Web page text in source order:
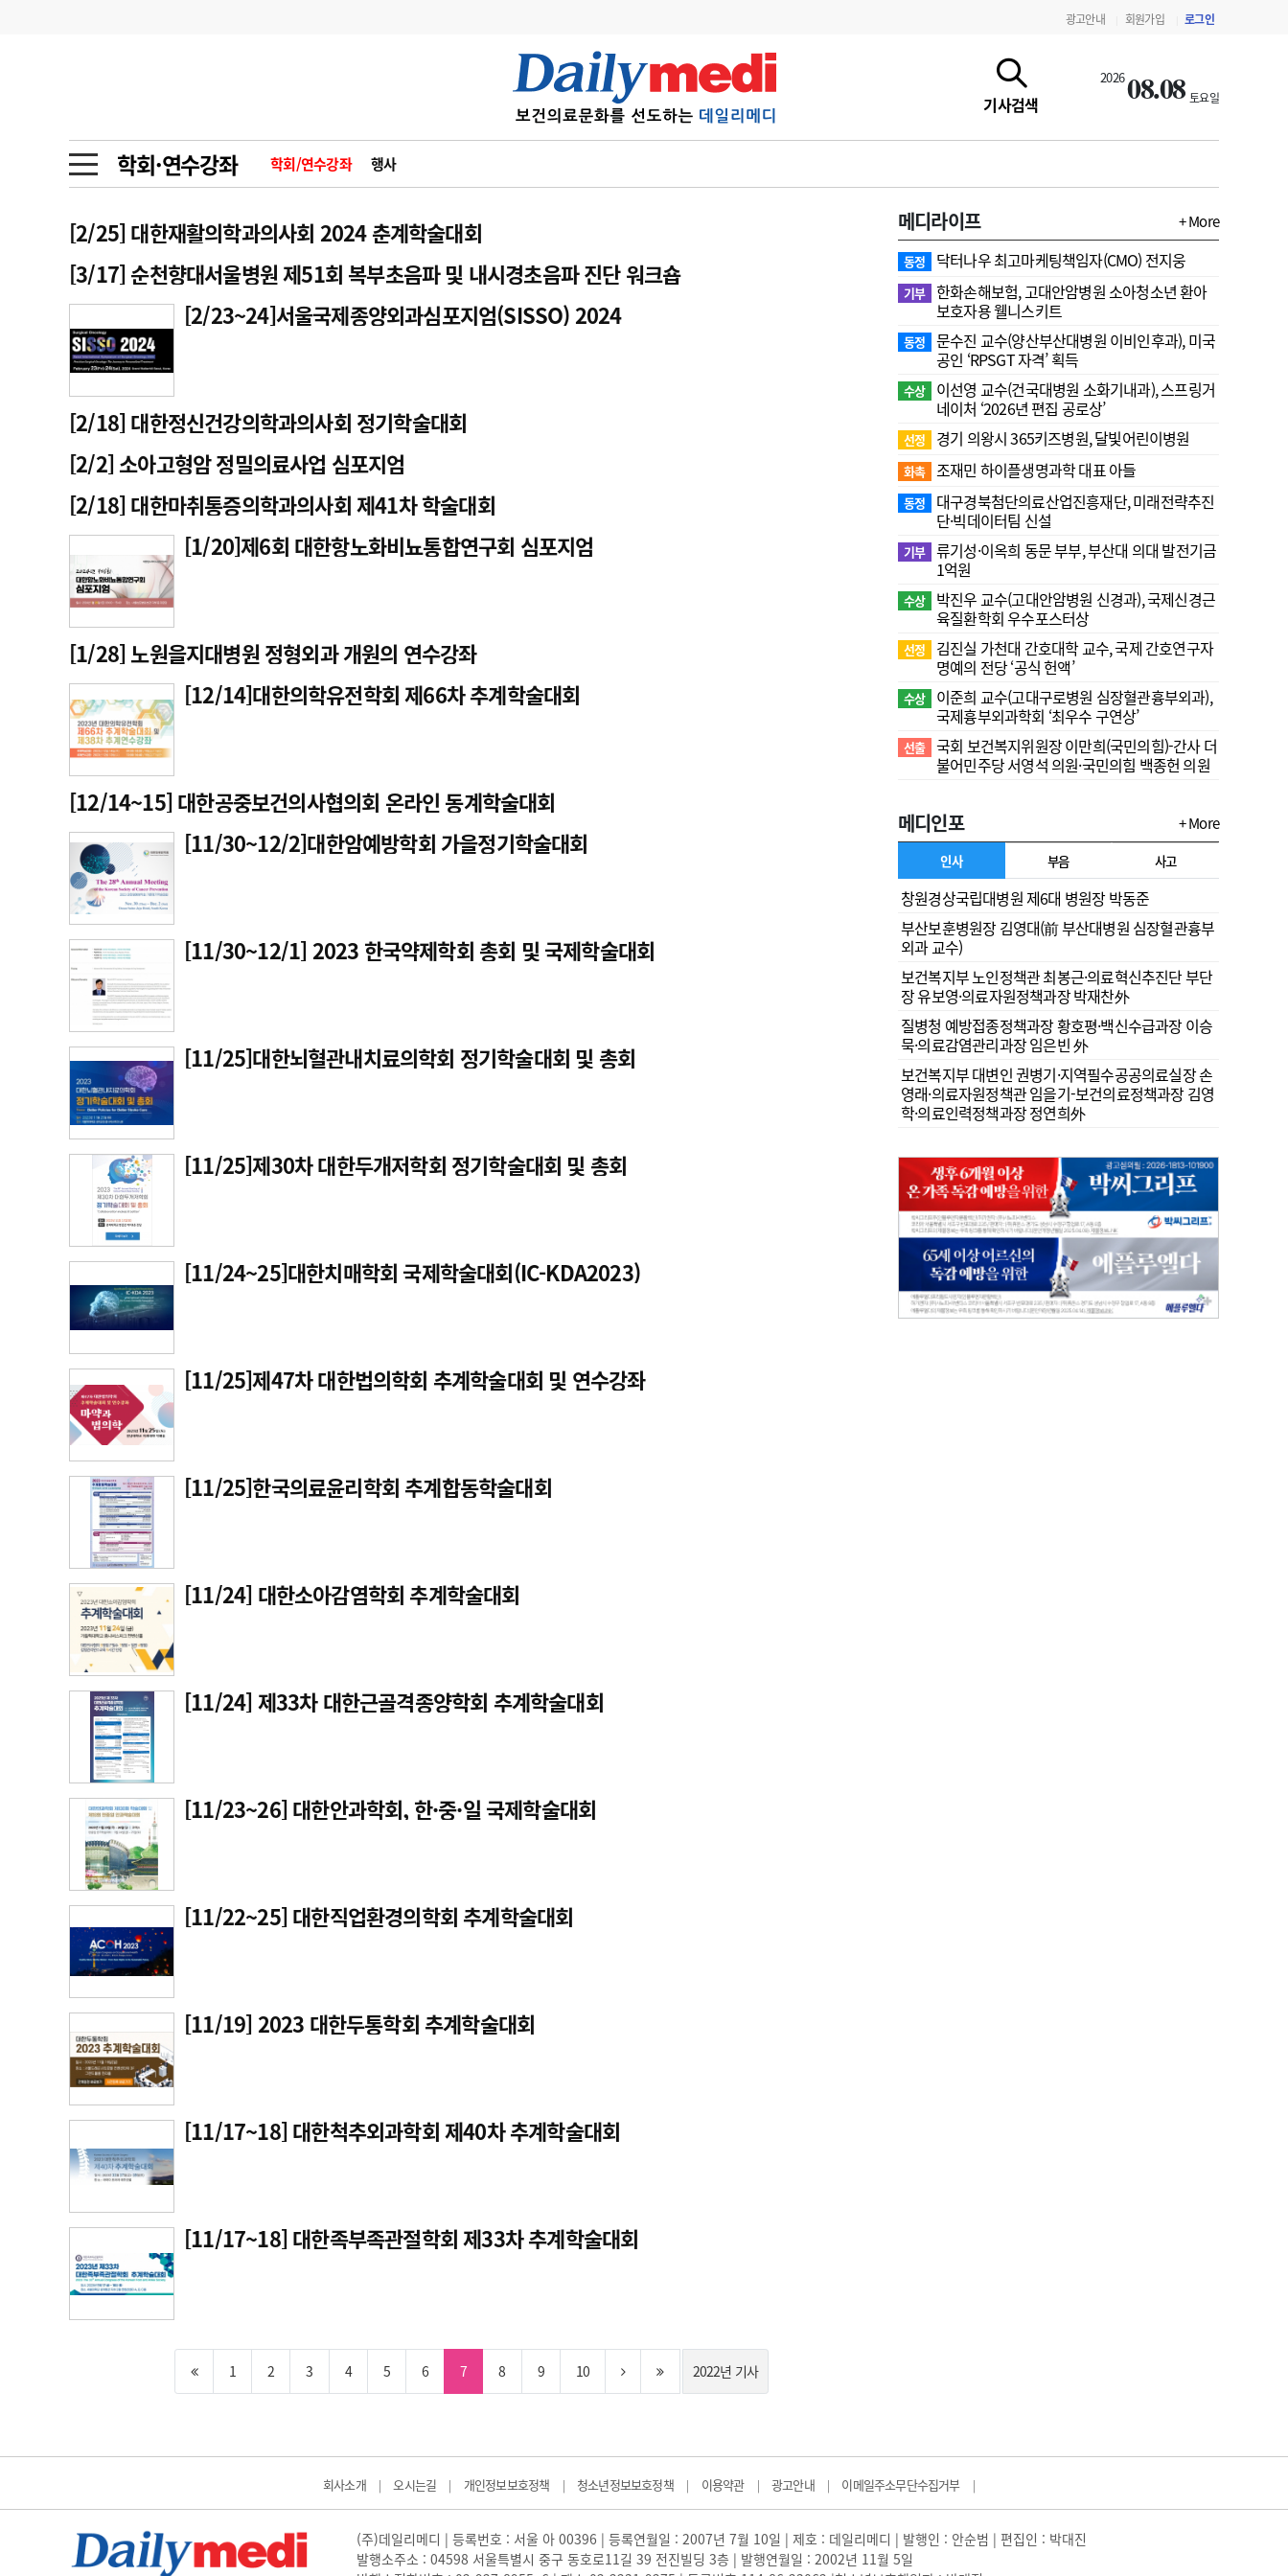
광고안내 회원가입 로그인
기사검색
202608.08 토요일
학회·연수강좌 학회/연수강좌 행사
금주의 검색어
1
의사인력 수급 추계
2
성분명 처방
3
AI의료
4
전공의 모집 결과
6
관리급여 실시
8
수련환경 개선
사고
수첩
인물 초대석 피플
메디 Hospital 지역병원 중소병원
인포메이션 지침·기준·평가 약제급여 심사 결과
학회·연수강좌
고객센터 회사소개 법적고지
[2/25] 대한재활의학과의사회 2024 춘계학술대회
[3/17] 순천향대서울병원 제51회 복부초음파 및 내시경초음파 진단 워크숍
[2/23~24]서울국제종양외과심포지엄(SISSO) 2024
[2/18] 대한정신건강의학과의사회 정기학술대회
[2/2] 소아고형암 정밀의료사업 심포지엄
[2/18] 대한마취통증의학과의사회 제41차 학술대회
[1/20]제6회 대한항노화비뇨통합연구회 심포지엄
[1/28] 노원을지대병원 정형외과 개원의 연수강좌
[12/14]대한의학유전학회 제66차 추계학술대회
[12/14~15] 대한공중보건의사협의회 온라인 동계학술대회
[11/30~12/2]대한암예방학회 가을정기학술대회
[11/30~12/1] 2023 한국약제학회 총회 및 국제학술대회
[11/25]대한뇌혈관내치료의학회 정기학술대회 및 총회
[11/25]제30차 대한두개저학회 정기학술대회 및 총회
[11/24~25]대한치매학회 국제학술대회(IC-KDA2023)
[11/25]제47차 대한법의학회 추계학술대회 및 연수강좌
[11/25]한국의료윤리학회 추계합동학술대회
[11/24] 대한소아감염학회 추계학술대회
[11/24] 제33차 대한근골격종양학회 추계학술대회
[11/23~26] 대한안과학회, 한·중·일 국제학술대회
[11/22~25] 대한직업환경의학회 추계학술대회
[11/19] 2023 대한두통학회 추계학술대회
[11/17~18] 대한척추외과학회 제40차 추계학술대회
[11/17~18] 대한족부족관절학회 제33차 추계학술대회
1 2 3 4 5 6 7 8 9 10 2022년 기사
메디라이프 + More
동정 닥터나우 최고마케팅책임자(CMO) 전지웅
기부 한화손해보험, 고대안암병원 소아청소년 환아
보호자용 웰니스키트
동정
문수진 교수( 양산부산대병원 이비인후과), 미국
공인 ‘RPSGT 자격’ 획득
수상
이선영 교수(건국대병원 소화기내과), 스프링거
네이처 ‘2026년 편집 공로상’
선정 경기 의왕시 365키즈병원, 달빛어린이병원
화촉 조재민 하이플생명과학 대표 아들
동정
대구경북첨단의료산업진흥재단, 미래전략추진
단·빅데이터팀 신설
기부 류기성·이옥희 동문 부부, 부산대 의대 발전기금
1억원
수상
박진우 교수(고대안암병원 신경과), 국제신경근
육질환학회 우수포스터상
선정
김진실 가천대 간호대학 교수, 국제 간호연구자
명예의 전당 ‘공식 헌액’
수상
이준희 교수(고대구로병원 심장혈관흉부외과),
국제흉부외과학회 ‘최우수 구연상’
선출 국회 보건복지위원장 이만희(국민의힘)-간사 더
불어민주당 서영석 의원·국민의힘 백종헌 의원
메디인포 + More
인사 부음 사고
창원경상국립대병원 제6대 병원장 박동준
부산보훈병원장 김영대(前 부산대병원 심장혈관흉부
외과 교수)
보건복지부 노인정책관 최봉근·의료혁신추진단 부단
장 유보영·의료자원정책과장 박재찬外
질병청 예방접종정책과장 황호평·백신수급과장 이승
묵·의료감염관리과장 임은빈 外
보건복지부 대변인 권병기·지역필수공공의료실장 손
영래·의료자원정책관 임을기-보건의료정책과장 김영
학·의료인력정책과장 정연희外
회사소개 | 오시는길 | 개인정보보호정책 | 청소년정보보호정책 | 이용약관 | 광고안내 | 이메일주소무단수집거부 |
(주)데일리메디 | 등록번호 : 서울 아 00396 | 등록연월일 : 2007년 7월 10일 | 제호 : 데일리메디 | 발행인 : 안순범 | 편집인 : 박대진
발행소주소 : 04598 서울특별시 중구 동호로11길 39 전진빌딩 3층 | 발행연월일 : 2002년 11월 5일